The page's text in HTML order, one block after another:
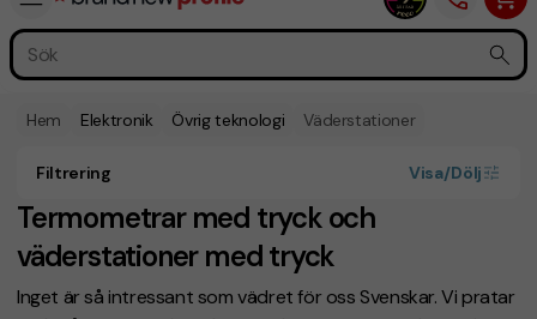
Hem Elektronik Övrig teknologi Väderstationer
Termometrar med tryck och
väderstationer med tryck
Inget är så intressant som vädret för oss Svenskar. Vi pratar
Filtrering Visa/Dölj